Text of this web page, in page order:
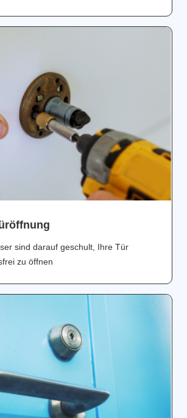
sind darauf geschult, Ihre Tür
zu öffnen